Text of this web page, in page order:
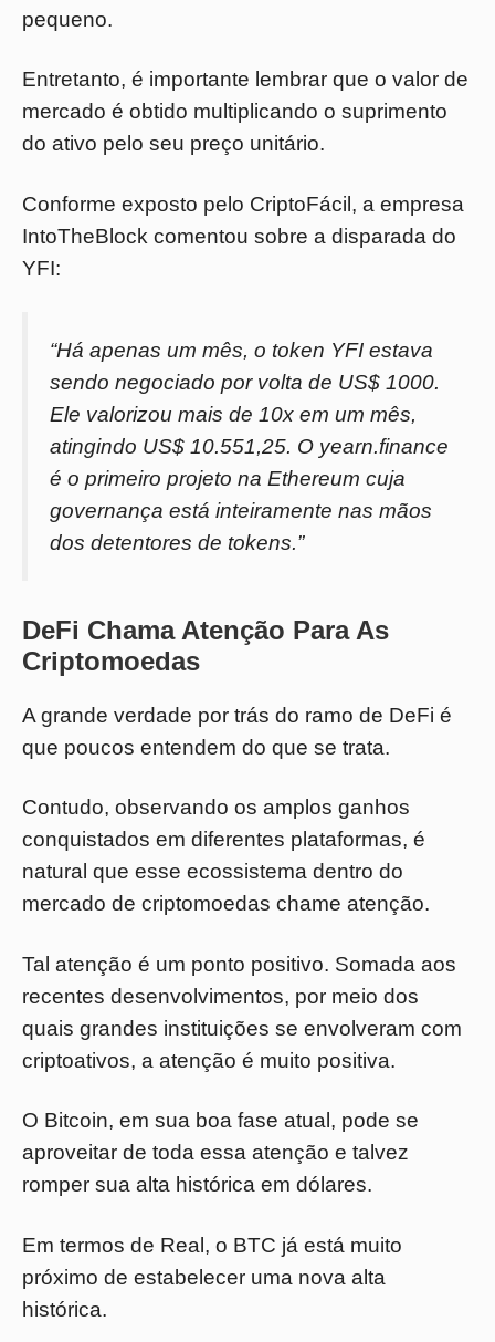
pequeno.
Entretanto, é importante lembrar que o valor de
mercado é obtido multiplicando o suprimento
do ativo pelo seu preço unitário.
Conforme exposto pelo CriptoFácil, a empresa
IntoTheBlock comentou sobre a disparada do
YFI:
“Há apenas um mês, o token YFI estava
sendo negociado por volta de US$ 1000.
Ele valorizou mais de 10x em um mês,
atingindo US$ 10.551,25. O yearn.finance
é o primeiro projeto na Ethereum cuja
governança está inteiramente nas mãos
dos detentores de tokens.”
DeFi Chama Atenção Para As
Criptomoedas
A grande verdade por trás do ramo de DeFi é
que poucos entendem do que se trata.
Contudo, observando os amplos ganhos
conquistados em diferentes plataformas, é
natural que esse ecossistema dentro do
mercado de criptomoedas chame atenção.
Tal atenção é um ponto positivo. Somada aos
recentes desenvolvimentos, por meio dos
quais grandes instituições se envolveram com
criptoativos, a atenção é muito positiva.
O Bitcoin, em sua boa fase atual, pode se
aproveitar de toda essa atenção e talvez
romper sua alta histórica em dólares.
Em termos de Real, o BTC já está muito
próximo de estabelecer uma nova alta
histórica.